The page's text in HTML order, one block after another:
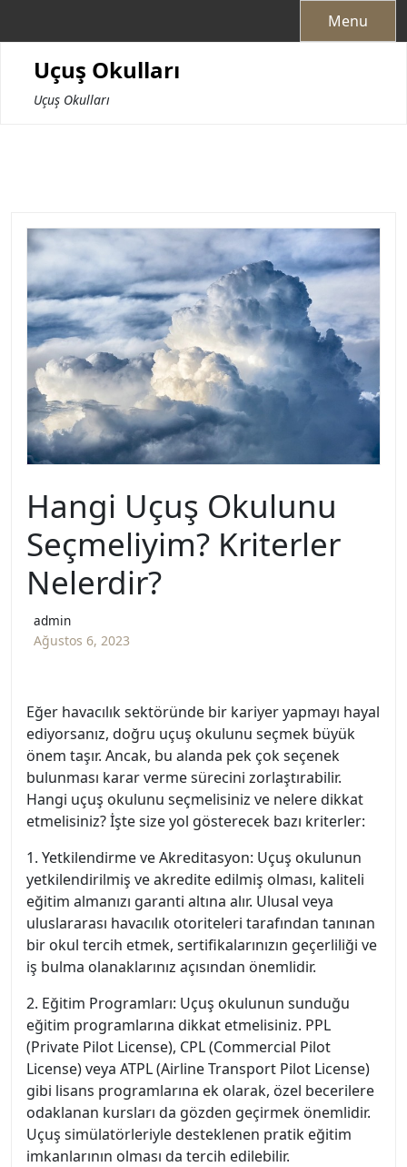
Menu
Uçuş Okulları
Uçuş Okulları
Hangi Uçuş Okulunu
Seçmeliyim? Kriterler
Nelerdir?
admin
Ağustos 6, 2023
Eğer havacılık sektöründe bir kariyer yapmayı hayal
ediyorsanız, doğru uçuş okulunu seçmek büyük
önem taşır. Ancak, bu alanda pek çok seçenek
bulunması karar verme sürecini zorlaştırabilir.
Hangi uçuş okulunu seçmelisiniz ve nelere dikkat
etmelisiniz? İşte size yol gösterecek bazı kriterler:
1. Yetkilendirme ve Akreditasyon: Uçuş okulunun
yetkilendirilmiş ve akredite edilmiş olması, kaliteli
eğitim almanızı garanti altına alır. Ulusal veya
uluslararası havacılık otoriteleri tarafından tanınan
bir okul tercih etmek, sertifikalarınızın geçerliliği ve
iş bulma olanaklarınız açısından önemlidir.
2. Eğitim Programları: Uçuş okulunun sunduğu
eğitim programlarına dikkat etmelisiniz. PPL
(Private Pilot License), CPL (Commercial Pilot
License) veya ATPL (Airline Transport Pilot License)
gibi lisans programlarına ek olarak, özel becerilere
odaklanan kursları da gözden geçirmek önemlidir.
Uçuş simülatörleriyle desteklenen pratik eğitim
imkanlarının olması da tercih edilebilir.